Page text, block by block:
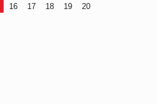
16 17 18 19 20